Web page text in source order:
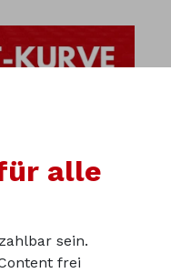
alle
sein.
frei